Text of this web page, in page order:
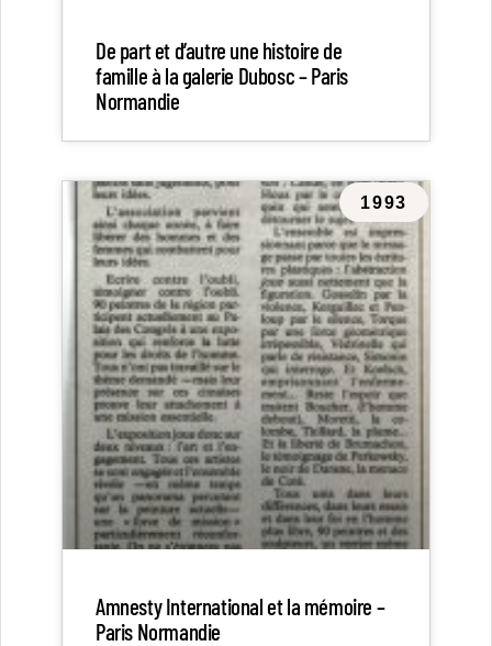
De part et d’autre une histoire de
famille à la galerie Dubosc – Paris
Normandie
1993
Amnesty International et la mémoire –
Paris Normandie